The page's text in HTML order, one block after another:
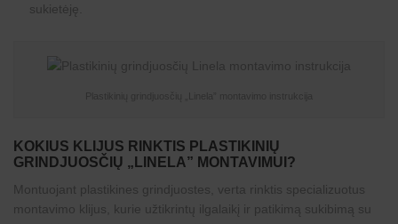
sukietėję.
KOKIUS KLIJUS RINKTIS PLASTIKINIŲ
GRINDJUOSČIŲ „LINELA” MONTAVIMUI?
Montuojant plastikines grindjuostes, verta rinktis specializuotus
montavimo klijus, kurie užtikrintų ilgalaikį ir patikimą sukibimą su